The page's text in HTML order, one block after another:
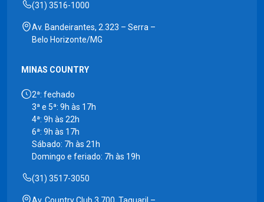
(31) 3516-1000
Av. Bandeirantes, 2.323 – Serra –
Belo Horizonte/MG
MINAS COUNTRY
2ª: fechado
3ª e 5ª: 9h às 17h
4ª: 9h às 22h
6ª: 9h às 17h
Sábado: 7h às 21h
Domingo e feriado: 7h às 19h
(31) 3517-3050